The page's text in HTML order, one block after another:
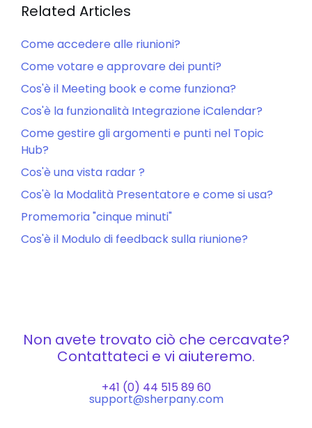
Related Articles
Come accedere alle riunioni?
Come votare e approvare dei punti?
Cos'è il Meeting book e come funziona?
Cos'è la funzionalità Integrazione iCalendar?
Come gestire gli argomenti e punti nel Topic
Hub?
Cos'è una vista radar ?
Cos'è la Modalità Presentatore e come si usa?
Promemoria "cinque minuti"
Cos'è il Modulo di feedback sulla riunione?
Non avete trovato ciò che cercavate?
Contattateci e vi aiuteremo.
+41 (0) 44 515 89 60
support@sherpany.com